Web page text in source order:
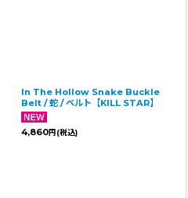
In The Hollow Snake Buckle
Belt / 蛇 / ベルト【KILL STAR】
4,860円 (税込)